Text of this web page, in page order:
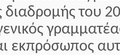
του
εκπρόσωπος